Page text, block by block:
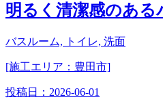
明るく清潔感のあ
バスルーム, トイレ, 洗面
[施工エリア：豊田市]
投稿日： 2026-06-01